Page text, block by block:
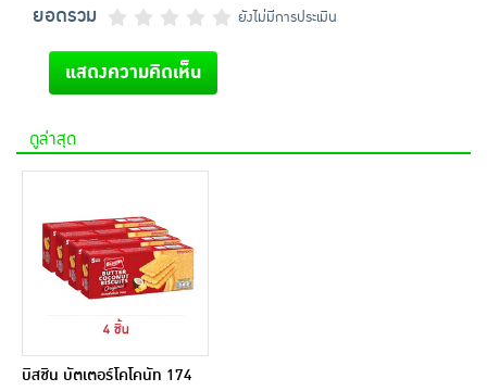
ยอดรวม ยังไม่มีการประเมิน
แสดงความคิดเห็น
ดูล่าสุด
บิสชิน บัตเตอร์โคโคนัท 174